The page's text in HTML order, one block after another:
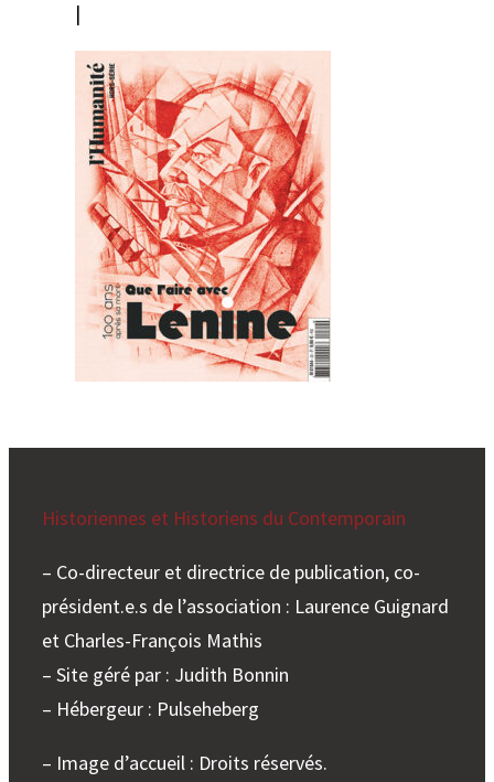
|
Historiennes et Historiens du Contemporain
– Co-directeur et directrice de publication, co-
président.e.s de l’association : Laurence Guignard
et Charles-François Mathis
– Site géré par : Judith Bonnin
– Hébergeur : Pulseheberg
– Image d’accueil : Droits réservés.